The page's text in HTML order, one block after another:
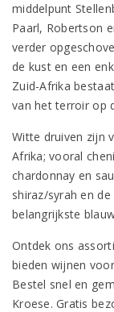
middelpunt
Paarl, Robertson
verder
de kust en een
Zuid-Afrika
van het terroir op
Witte druiven zijn
Afrika; vooral
chardonnay en
shiraz/syrah en
belangrijkste
Ontdek ons
bieden wijnen
Bestel snel en
Kroese. Gratis